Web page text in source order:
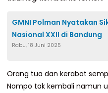
GMNI Polman Nyatakan
Nasional XXII di Bandung
Rabu, 18 Juni 2025
Orang tua dan kerabat
Nompo tak kembali namun